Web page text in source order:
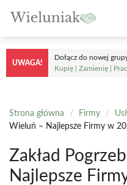
treści
UWAGA!
Dołącz do nowej
Kupię | Zamienię |
Strona główna / Firmy /
Wieluń – Najlepsze Firmy w
Zakład
Najlepsze